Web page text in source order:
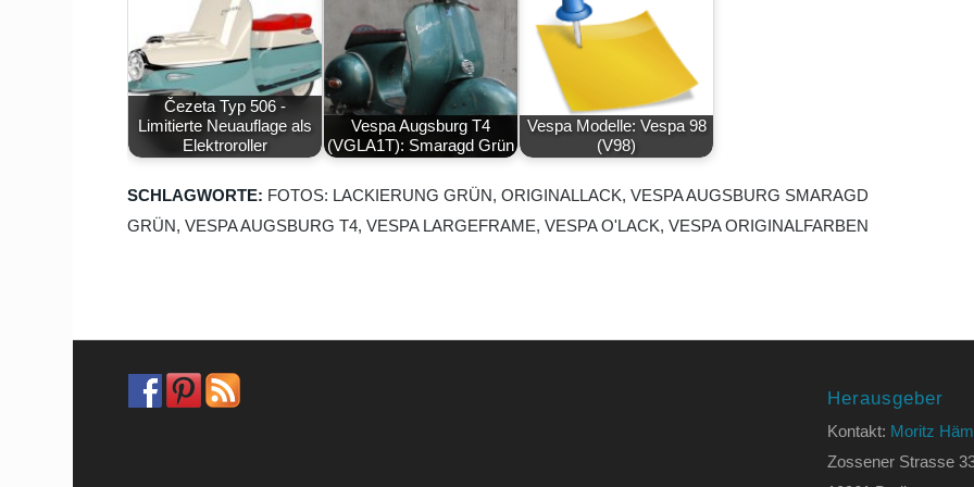
Čezeta Typ 506 -
Limitierte Neuauflage als
Elektroroller
Vespa Augsburg T4
(VGLA1T): Smaragd Grün
Vespa Modelle: Vespa 98
(V98)
SCHLAGWORTE: FOTOS: LACKIERUNG GRÜN,ORIGINALLACK,VESPA AUGSBURG SMARAGD
GRÜN,VESPA AUGSBURG T4,VESPA LARGEFRAME,VESPA O'LACK,VESPA ORIGINALFARBEN
Herausgeber
Kontakt: Moritz
Zossener Strasse